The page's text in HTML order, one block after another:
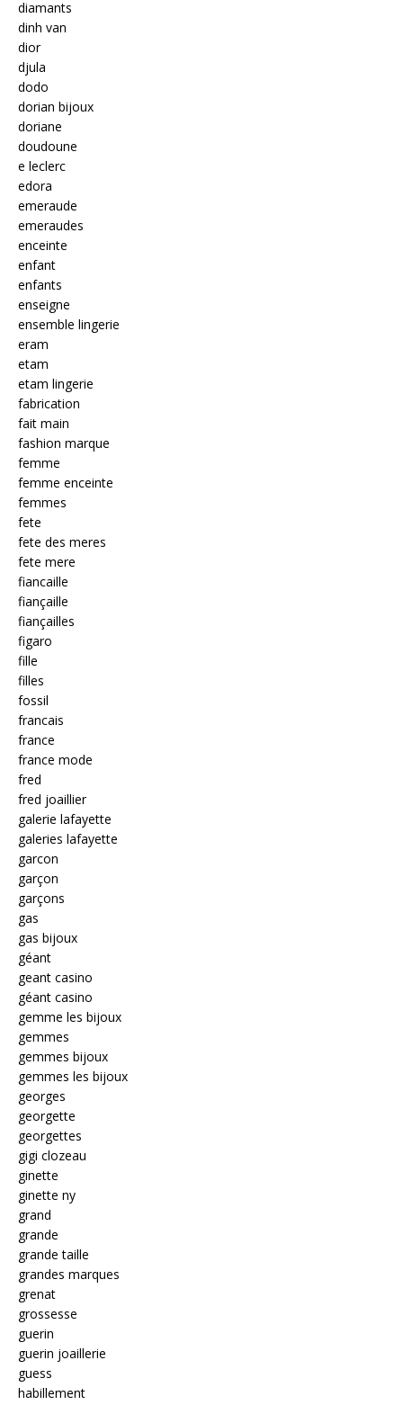
diamants
dinh van
dior
djula
dodo
dorian bijoux
doriane
doudoune
e leclerc
edora
emeraude
emeraudes
enceinte
enfant
enfants
enseigne
ensemble lingerie
eram
etam
etam lingerie
fabrication
fait main
fashion marque
femme
femme enceinte
femmes
fete
fete des meres
fete mere
fiancaille
fiançaille
fiançailles
figaro
fille
filles
fossil
francais
france
france mode
fred
fred joaillier
galerie lafayette
galeries lafayette
garcon
garçon
garçons
gas
gas bijoux
géant
geant casino
géant casino
gemme les bijoux
gemmes
gemmes bijoux
gemmes les bijoux
georges
georgette
georgettes
gigi clozeau
ginette
ginette ny
grand
grande
grande taille
grandes marques
grenat
grossesse
guerin
guerin joaillerie
guess
habillement